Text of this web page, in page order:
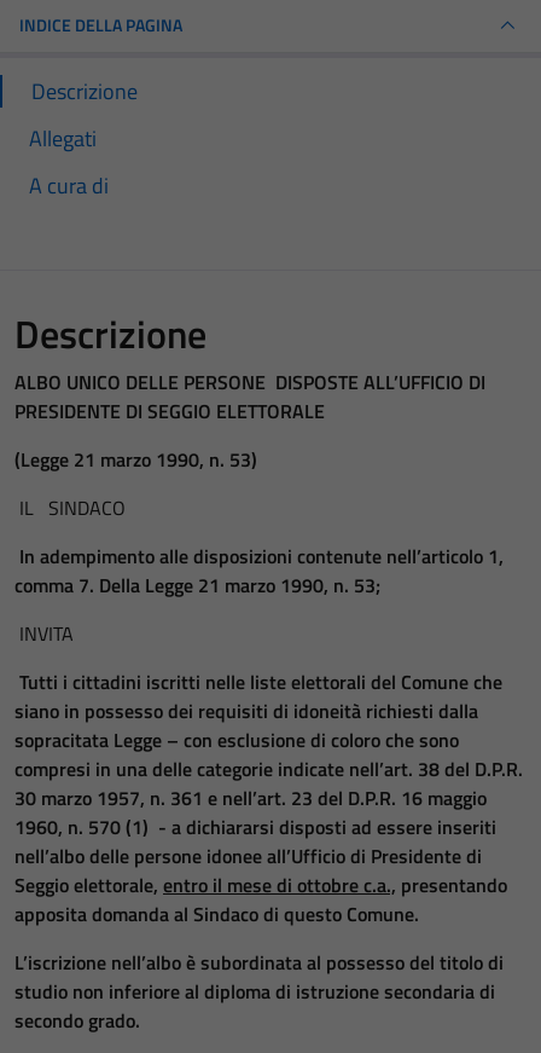
INDICE DELLA PAGINA
Descrizione
Allegati
A cura di
Descrizione
ALBO UNICO DELLE PERSONE DISPOSTE ALL’UFFICIO DI
PRESIDENTE DI SEGGIO ELETTORALE
(Legge 21 marzo 1990, n. 53)
IL SINDACO
In adempimento alle disposizioni contenute nell’articolo 1,
comma 7. Della Legge 21 marzo 1990, n. 53;
INVITA
Tutti i cittadini iscritti nelle liste elettorali del Comune che
siano in possesso dei requisiti di idoneità richiesti dalla
sopracitata Legge – con esclusione di coloro che sono
compresi in una delle categorie indicate nell’art. 38 del D.P.R.
30 marzo 1957, n. 361 e nell’art. 23 del D.P.R. 16 maggio
1960, n. 570 (1) - a dichiararsi disposti ad essere inseriti
nell’albo delle persone idonee all’Ufficio di Presidente di
Seggio elettorale, entro il mese di ottobre c.a., presentando
apposita domanda al Sindaco di questo Comune.
L’iscrizione nell’albo è subordinata al possesso del titolo di
studio non inferiore al diploma di istruzione secondaria di
secondo grado.